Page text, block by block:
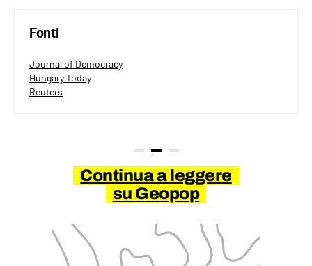
Fonti
Journal of Democracy
Hungary Today
Reuters
Continua a leggere
su Geopop